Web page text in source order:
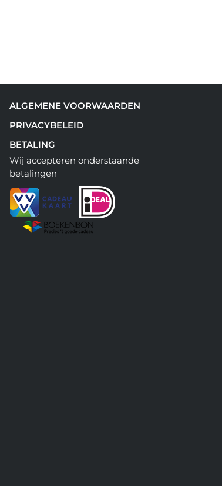
ALGEMENE VOORWAARDEN
PRIVACYBELEID
BETALING
Wij accepteren onderstaande
betalingen